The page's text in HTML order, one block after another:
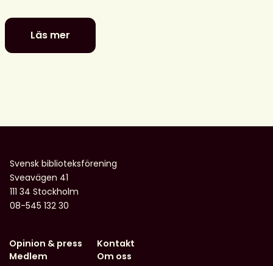
Läs mer
Digitala
dialoger:
–
och
möjligheter
för
biblioteken
Svensk biblioteksförening
Sveavägen 41
111 34 Stockholm
08-545 132 30
Opinion & press
Medlem
Kontakt
Om oss